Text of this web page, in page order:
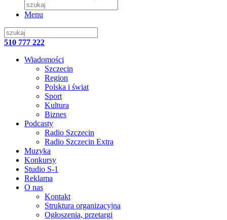
Menu
510 777 222
Wiadomości
Szczecin
Region
Polska i świat
Sport
Kultura
Biznes
Podcasty
Radio Szczecin
Radio Szczecin Extra
Muzyka
Konkursy
Studio S-1
Reklama
O nas
Kontakt
Struktura organizacyjna
Ogłoszenia, przetargi